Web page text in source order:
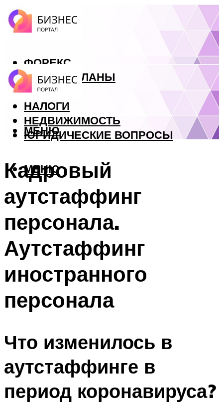
ФОРЕКС
БИЗНЕС ПЛАНЫ
КРЕДИТЫ
НАЛОГИ
НЕДВИЖИМОСТЬ
ЮРИДИЧЕСКИЕ ВОПРОСЫ
МЕНЮ
МЕНЮ
Кадровый
аутстаффинг
персонала.
Аутстаффинг
иностранного
персонала
Что изменилось в
аутстаффинге в
период коронавируса?